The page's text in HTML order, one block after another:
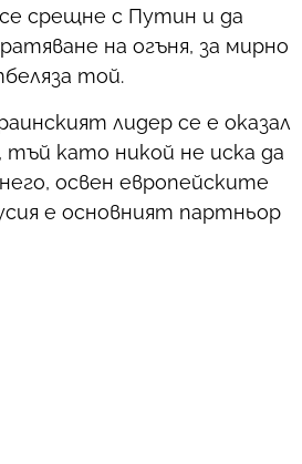
срещне с Путин и да
на огъня, за мирно
той.
лидер се е оказал
тъй като никой не иска да
освен европейските
е основният партньор